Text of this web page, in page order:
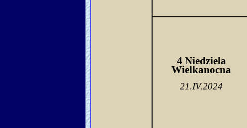
4 Niedziela
Wielkanocna
21.IV.2024